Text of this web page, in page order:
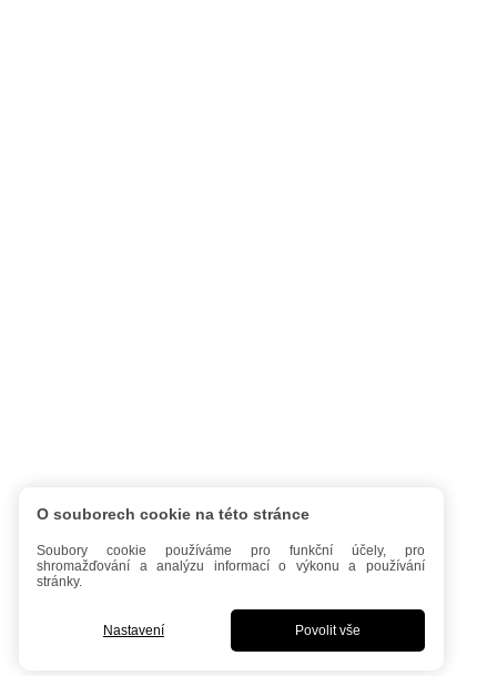
O souborech cookie na této stránce
Soubory cookie používáme pro funkční účely, pro
shromažďování a analýzu informací o výkonu a používání
stránky.
Nastavení Povolit vše